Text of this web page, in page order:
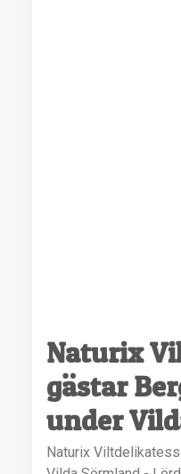
Naturix
gästar
under
Naturix